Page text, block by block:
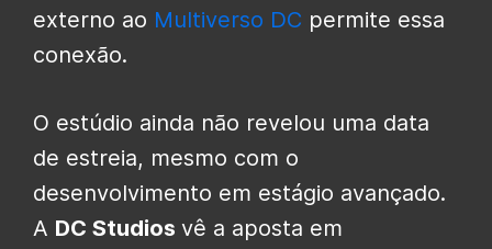
externo ao Multiverso DC permite essa
conexão.
O estúdio ainda não revelou uma data
de estreia, mesmo com o
desenvolvimento em estágio avançado.
A DC Studios vê a aposta em